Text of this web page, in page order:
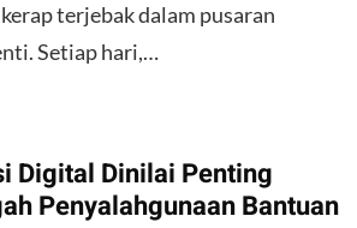
terjebak dalam pusaran
Setiap hari,…
Digital Dinilai Penting
Penyalahgunaan Bantuan